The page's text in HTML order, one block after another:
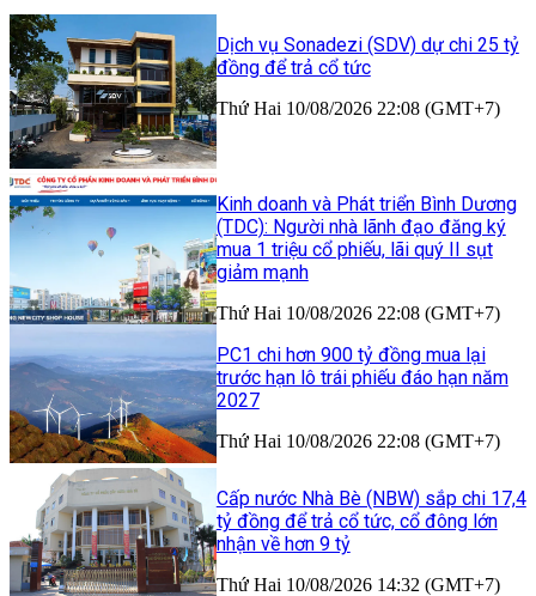
Dịch vụ Sonadezi (SDV) dự chi 25 tỷ
đồng để trả cổ tức
Thứ Hai 10/08/2026 22:08 (GMT+7)
Kinh doanh và Phát triển Bình Dương
(TDC): Người nhà lãnh đạo đăng ký
mua 1 triệu cổ phiếu, lãi quý II sụt
giảm mạnh
Thứ Hai 10/08/2026 22:08 (GMT+7)
PC1 chi hơn 900 tỷ đồng mua lại
trước hạn lô trái phiếu đáo hạn năm
2027
Thứ Hai 10/08/2026 22:08 (GMT+7)
Cấp nước Nhà Bè (NBW) sắp chi 17,4
tỷ đồng để trả cổ tức, cổ đông lớn
nhận về hơn 9 tỷ
Thứ Hai 10/08/2026 14:32 (GMT+7)